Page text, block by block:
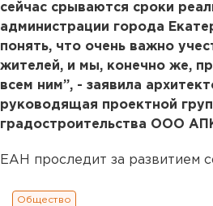
сейчас срываются сроки
администрации города
понять, что очень важно
жителей, и мы, конечно же,
всем ним”, - заявила
руководящая проектной
градостроительства ООО
ЕАН проследит за развитием
Общество